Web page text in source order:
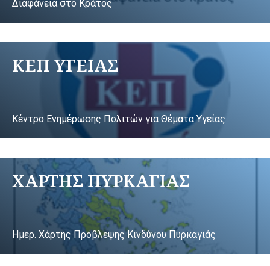
Διαφάνεια στο Κράτος
ΚΕΠ ΥΓΕΙΑΣ
Κέντρο Ενημέρωσης Πολιτών για Θέματα Υγείας
ΧΑΡΤΗΣ ΠΥΡΚΑΓΙΑΣ
Ημερ. Χάρτης Πρόβλεψης Κινδύνου Πυρκαγιάς